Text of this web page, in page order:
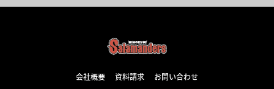
会社概要 資料請求 お問い合わせ